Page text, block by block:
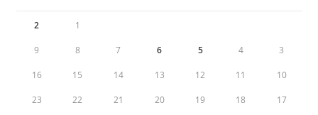
1
2
3
4
5
6
7
8
9
10
11
12
13
14
15
16
17
18
19
20
21
22
23